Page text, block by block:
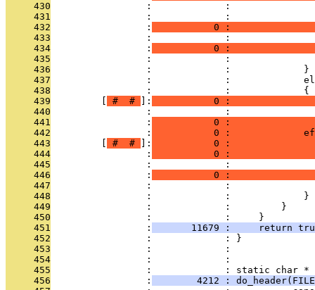
     430
:             :
     431
:             :
     432
                 :
0 :
     433
:             :
     434
                 :
0 :
     435
:             :
     436
                 :             :             }
     437
:             :
     438
                 :             :             {
     439
# # ]:
0 :
     440
:             :
     441
                 :
0 :
     442
                 :
0 :
     443
# # ]:
0 :
     444
                 :
0 :
     445
:             :
     446
                 :
0 :
     447
:             :
     448
                 :             :             }
     449
                 :             :         }
     450
                 :             :     }
     451
                 :
11679 :     return
     452
                 :             : }
     453
                 :             :
     454
                 :             :
     455
                 :             : static char *
     456
                 :
4212 :